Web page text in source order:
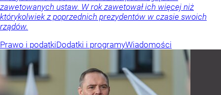
zawetowanych ustaw. W rok zawetował ich więcej niż
którykolwiek z poprzednich prezydentów w czasie swoich
rządów.
Prawo i podatkiDodatki i programyWiadomości